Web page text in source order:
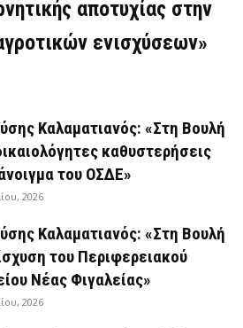
αποτυχίας στην
ενισχύσεων»
Καλαματιανός: «Στη Βουλή
καθυστερήσεις
του ΟΣΔΕ»
2026
Καλαματιανός: «Στη Βουλή
του Περιφερειακού
Νέας Φιγαλείας»
2026